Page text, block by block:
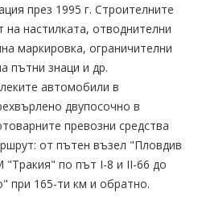
през 1995 г. Строителните
настилката, отводнителни
маркировка, ограничителни
пътни знаци и др.
автомобили в
двупосочно в
превозни средства
от пътен възел "Пловдив
по път I-8 и II-66 до
при 165-ти км и обратно.